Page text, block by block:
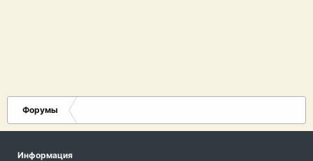
Форумы
Информация